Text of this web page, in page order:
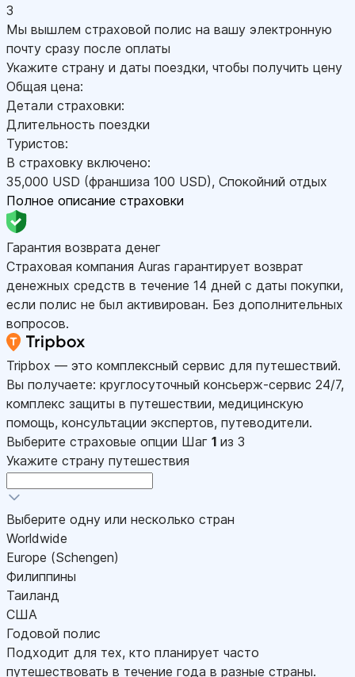
3
Мы вышлем страховой полис на вашу электронную
почту сразу после оплаты
Укажите страну и даты поездки, чтобы получить цену
Общая цена:
Детали страховки:
Длительность поездки
Туристов:
В страховку включено:
35,000 USD (франшиза 100 USD), Спокойний отдых
Полное описание страховки
Гарантия возврата денег
Страховая компания Auras гарантирует возврат
денежных средств в течение 14 дней с даты покупки,
если полис не был активирован. Без дополнительных
вопросов.
Tripbox — это комплексный сервис для путешествий.
Вы получаете: круглосуточный консьерж-сервис 24/7,
комплекс защиты в путешествии, медицинскую
помощь, консультации экспертов, путеводители.
Выберите страховые опции Шаг 1 из 3
Укажите страну путешествия
Выберите одну или несколько стран
Worldwide
Europe (Schengen)
Филиппины
Таиланд
США
Годовой полис
Подходит для тех, кто планирует часто
путешествовать в течение года в разные страны.